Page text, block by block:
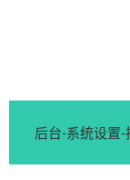
后台-系统设置